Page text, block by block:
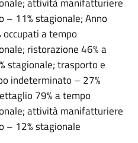
attività manifatturiere
– 11% stagionale; Anno
a tempo
ristorazione 46% a
stagionale; trasporto e
indeterminato – 27%
79% a tempo
attività manifatturiere
– 12% stagionale